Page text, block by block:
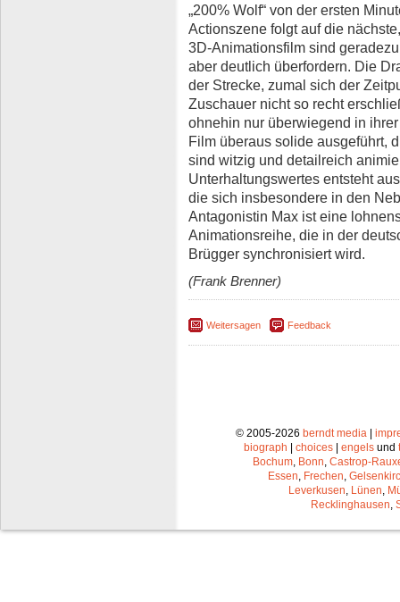
„200% Wolf“ von der ersten
Actionszene folgt auf die
3D-Animationsfilm sind
aber deutlich überfordern. Die
der Strecke, zumal sich der
Zuschauer nicht so recht
ohnehin nur überwiegend in
Film überaus solide ausgeführt,
sind witzig und detailreich
Unterhaltungswertes entsteht
die sich insbesondere in den
Antagonistin Max ist eine
Animationsreihe, die in der
Brügger synchronisiert wird.
(Frank Brenner)
Weitersagen Feedback
© 2005-2026 berndt media|
biograph
choices engels und
Bochum, Bonn, Castrop-
Essen, Frechen,
Leverkusen, Lünen,
Recklinghausen,